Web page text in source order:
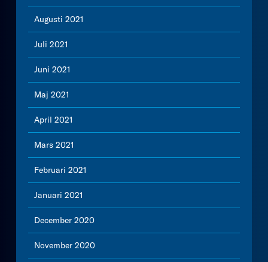
Augusti 2021
Juli 2021
Juni 2021
Maj 2021
April 2021
Mars 2021
Februari 2021
Januari 2021
December 2020
November 2020